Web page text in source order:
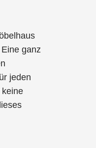
ganz
jeden